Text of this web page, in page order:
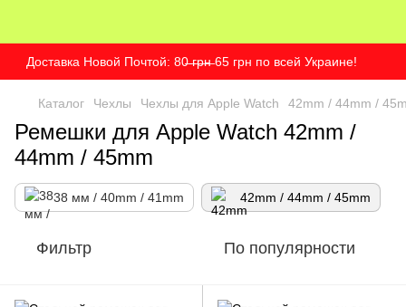
Доставка Новой Почтой: 80̶ ̶г̶р̶н̶ 65 грн по всей Украине!
Каталог Чехлы Чехлы для Apple Watch 42mm / 44mm /
Ремешки для Apple Watch 42mm /
44mm / 45mm
38 мм / 40mm / 41mm 42mm / 44mm / 45mm
Фильтр По популярности